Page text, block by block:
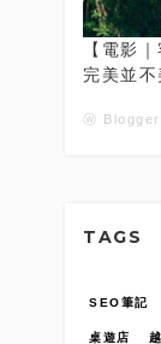
【電影
完美並
ⓦ Blogger
TAGS
SEO筆記
桌遊店